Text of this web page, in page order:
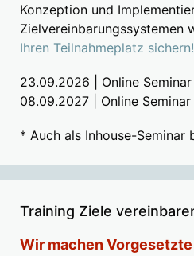
Konzeption und
Zielvereinbarungssystemen
Ihren Teilnahmeplatz sichern!
23.09.2026 | Online Seminar
08.09.2027 | Online Seminar
* Auch als Inhouse-Seminar
Training Ziele
Wir machen